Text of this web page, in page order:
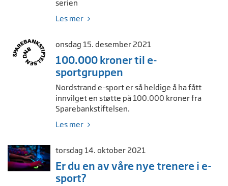
serien
Les mer
onsdag 15. desember 2021
100.000 kroner til e-
sportgruppen
Nordstrand e-sport er så heldige å ha fått
innvilget en støtte på 100.000 kroner fra
Sparebankstiftelsen.
Les mer
torsdag 14. oktober 2021
Er du en av våre nye trenere i e-
sport?